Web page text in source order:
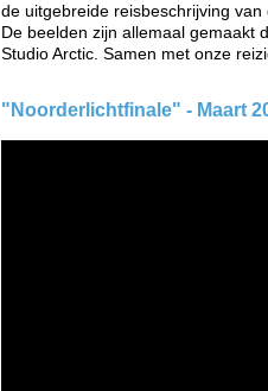
de uitgebreide reisbeschrijving
De beelden zijn allemaal gemaakt
Studio Arctic. Samen met onze
"Noorderlichtfinale" - Maart